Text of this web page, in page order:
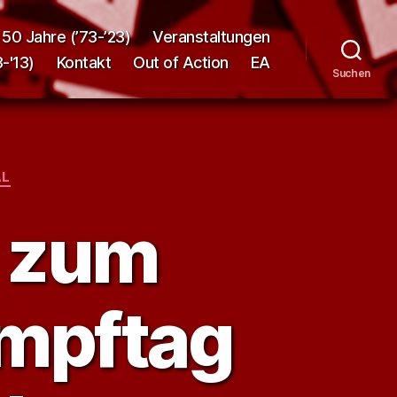
50 Jahre (’73-’23)
Veranstaltungen
'13)
Kontakt Out of Action EA
Suchen